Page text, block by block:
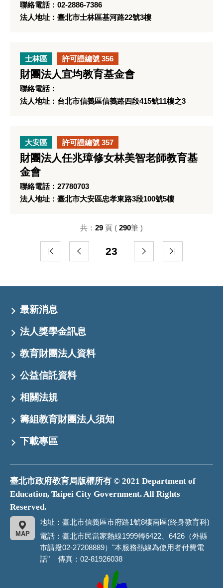
聯絡電話：02-2886-7386
法人地址：臺北市士林區基河路22號3樓
士林區 許可證編號 356
財團法人宜均教育基金會
聯絡電話：
法人地址：台北市信義區信義路四段415號11樓之3
大安區 許可證編號 357
財團法人任兆璋修女林美智老師教育基
金會
聯絡電話：27780703
法人地址：臺北市大安區忠孝東路3段100號5樓
23
共： 29 頁 ( 290筆 )
最新消息
法人獎學金訊息
教育財團法人資料
公益信託資料
相關法規
籌組教育財團法人須知
下載專區
臺北市政府教育局版權所有 © 2021 Department of
Education, Taipei City Government. All Rights
Reserved.
地址：臺北市信義區市府路1號8樓南區(終身教育科)
MAP
電話：臺北市民當家熱線1999轉6422、6426（外縣
市請撥02-27208889）"本服務熱線為使用者付費電
話" 傳真：02-81926038
市
政